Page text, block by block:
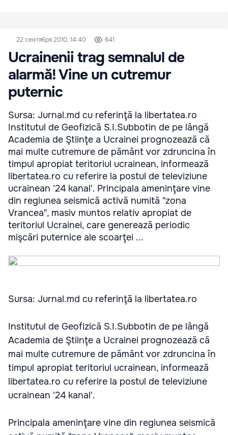
22 сентября 2010, 14:40 641
Ucrainenii trag semnalul de
alarmă! Vine un cutremur
puternic
Sursa: Jurnal.md cu referinţă la libertatea.ro
Institutul de Geofizică S.I.Subbotin de pe lângă
Academia de Ştiinţe a Ucrainei prognozează că
mai multe cutremure de pământ vor zdruncina în
timpul apropiat teritoriul ucrainean, informează
libertatea.ro cu referire la postul de televiziune
ucrainean '24 kanal'. Principala ameninţare vine
din regiunea seismică activă numită "zona
Vrancea", masiv muntos relativ apropiat de
teritoriul Ucrainei, care generează periodic
mişcări puternice ale scoarţei ...
Sursa: Jurnal.md cu referinţă la libertatea.ro
Institutul de Geofizică S.I.Subbotin de pe lângă
Academia de Ştiinţe a Ucrainei prognozează că
mai multe cutremure de pământ vor zdruncina în
timpul apropiat teritoriul ucrainean, informează
libertatea.ro cu referire la postul de televiziune
ucrainean '24 kanal'.
Principala ameninţare vine din regiunea seismică